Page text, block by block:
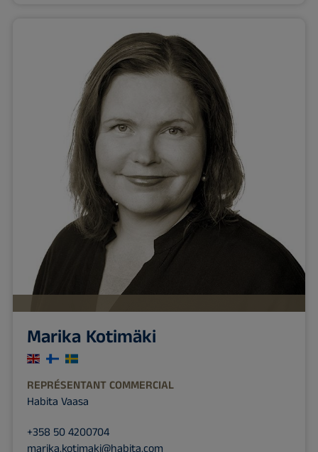
Marika Kotimäki
REPRÉSENTANT COMMERCIAL
Habita Vaasa
+358 50 4200704